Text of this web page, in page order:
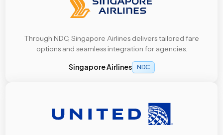
Through NDC, Singapore Airlines delivers tailored fare
options and seamless integration for agencies.
Singapore Airlines NDC